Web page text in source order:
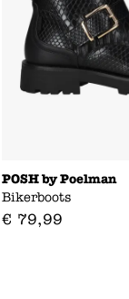
POSH by Poelman
Bikerboots
€ 79,99